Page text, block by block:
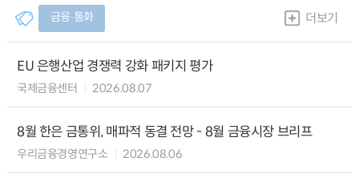
금융∙통화 더보기
EU 은행산업 경쟁력 강화 패키지 평가
국제금융센터 2026.08.07
8월 한은 금통위, 매파적 동결 전망 - 8월 금융시장 브리프
우리금융경영연구소 2026.08.06